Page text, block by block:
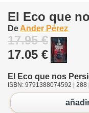
El Eco que
De Ander Pérez
17.95 €
17.05 €
El Eco que nos
ISBN: 9791388074592 |